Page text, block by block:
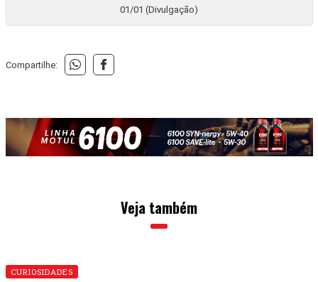
01/01 (Divulgação)
Compartilhe:
Veja também
CURIOSIDADES